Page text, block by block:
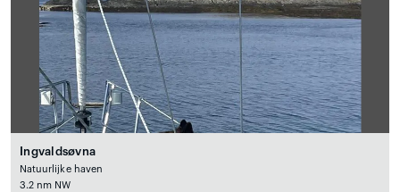
Ingvaldsøvna
Natuurlijke haven
3.2 nm NW